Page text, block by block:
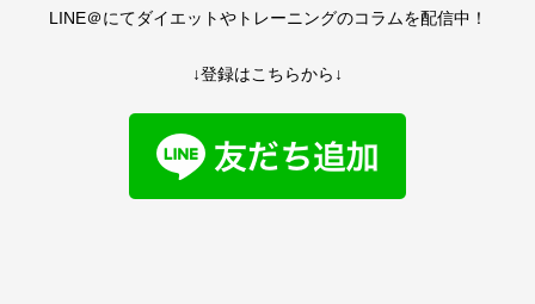
LINE＠にてダイエットやトレーニングのコラムを配信中！
↓登録はこちらから↓